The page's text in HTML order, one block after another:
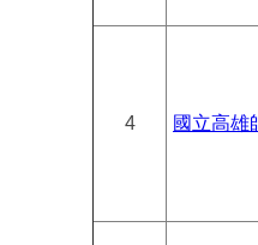
4 國立高雄